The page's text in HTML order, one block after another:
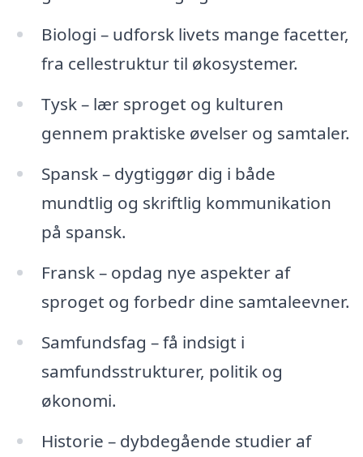
Biologi – udforsk livets mange facetter,
fra cellestruktur til økosystemer.
Tysk – lær sproget og kulturen
gennem praktiske øvelser og samtaler.
Spansk – dygtiggør dig i både
mundtlig og skriftlig kommunikation
på spansk.
Fransk – opdag nye aspekter af
sproget og forbedr dine samtaleevner.
Samfundsfag – få indsigt i
samfundsstrukturer, politik og
økonomi.
Historie – dybdegående studier af